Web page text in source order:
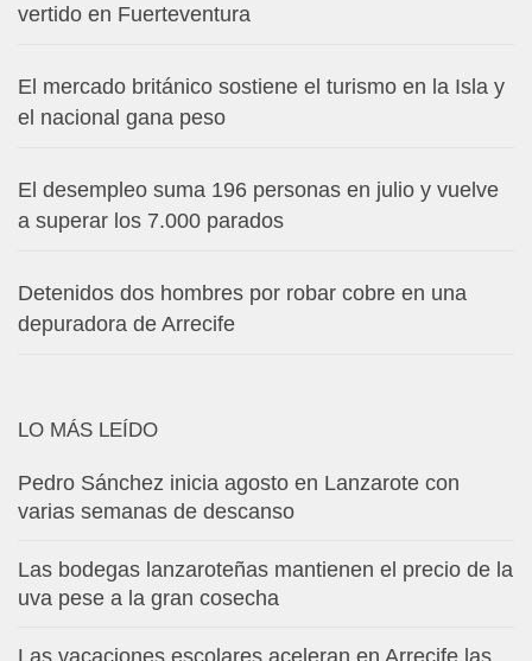
vertido en Fuerteventura
El mercado británico sostiene el turismo en la Isla y
el nacional gana peso
El desempleo suma 196 personas en julio y vuelve
a superar los 7.000 parados
Detenidos dos hombres por robar cobre en una
depuradora de Arrecife
LO MÁS LEÍDO
Pedro Sánchez inicia agosto en Lanzarote con
varias semanas de descanso
Las bodegas lanzaroteñas mantienen el precio de la
uva pese a la gran cosecha
Las vacaciones escolares aceleran en Arrecife las